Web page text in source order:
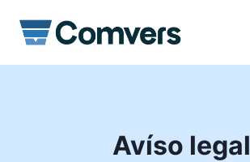
Avíso legal